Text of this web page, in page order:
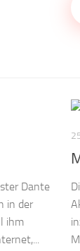
Dante
in der
ihm